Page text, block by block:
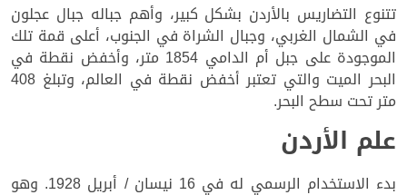
تتنوع التضاريس بالأردن بشكل كبير، وأهم جباله جبال عجلون
في الشمال الغربي، وجبال الشراة في الجنوب، أعلى قمة تلك
الموجودة على جبل أم الدامي 1854 متر، وأخفض نقطة في
البحر الميت والتي تعتبر أخفض نقطة في العالم، وتبلغ 408
متر تحت سطح البحر.
علم الأردن
بدء الاستخدام الرسمي له في 16 نيسان / أبريل 1928. وهو